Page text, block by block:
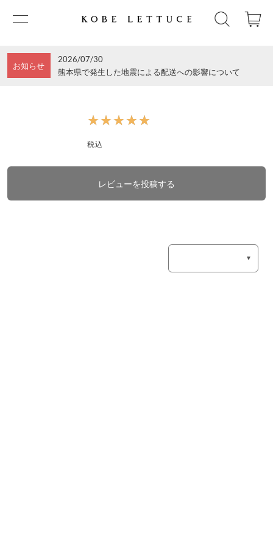
お知らせ
2026/07/30
熊本県で発生した地震による配送への影響について
★★★★★
★★★★★
税込
レビューを投稿する